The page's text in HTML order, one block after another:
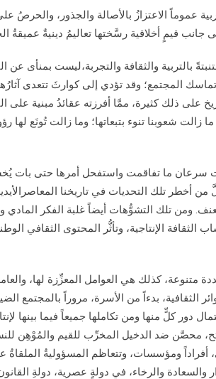
عموماً الاعتزازُ بالأصالة والجذور، والحرصُ على
جانب قيمٍ أخلاقية رسَّختها تعاليمُ دينيةٌ
بالتربية والثقافة والتجربة،ليست بمنأى عن
المجتمع؛ وقد تؤدي إلى كوارثَ تتعدى
على ذلك كثيرة، ممَّا أفرزته عقائدُ مبنية على
زالت شعوبنا تنوء بتبعاتها؛ وما زالت تُونَع
سرعان ما تفاقمت واستفحل أمرها حتى بات
من أخطر تلك التحديات في تاريخنا
ومن تلك التشوُّهات أيضاً غلبة الفكر المادي
الثقافة الإنتاجية، وتأثُّر المحتوى الثقافي
متنوعة، كذلك هي العوامل المعزِّزة لها،
بدءاً من الأسرة، مروراً بالمجتمع
دور كلٍّ منها ومن تكاملها جميعاً فيما بينها
محصَّن ضد الدخيل المخرِّب للقيم والمُوْهِن
ومؤسسات، وتتعاظم المسؤوليةُ الملقاةُ
والسعادة والرخاء، في دولةٍ عصرية، دولةِ